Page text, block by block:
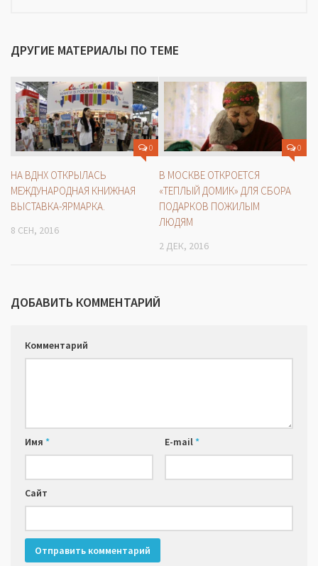
ДРУГИЕ МАТЕРИАЛЫ ПО ТЕМЕ
0
НА ВДНХ ОТКРЫЛАСЬ
МЕЖДУНАРОДНАЯ КНИЖНАЯ
ВЫСТАВКА-ЯРМАРКА.
8 СЕН, 2016
0
В МОСКВЕ ОТКРОЕТСЯ
«ТЕПЛЫЙ ДОМИК» ДЛЯ СБОРА
ПОДАРКОВ ПОЖИЛЫМ
ЛЮДЯМ
2 ДЕК, 2016
ДОБАВИТЬ КОММЕНТАРИЙ
Комментарий
Имя * E-mail*
Сайт